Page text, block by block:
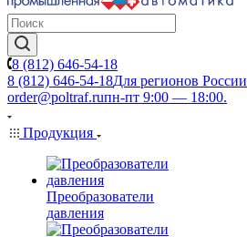
8 (812) 646-54-18
8 (812) 646-54-18Для регионов России
order@poltraf.ruпн-пт 9:00 — 18:00.
Продукция
Преобразователи
давления